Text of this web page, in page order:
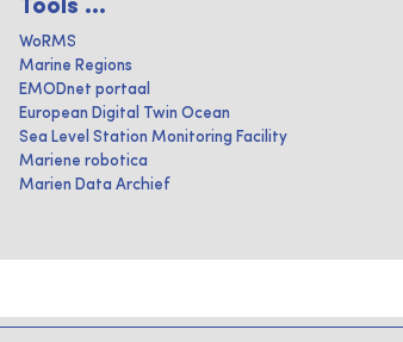
Tools ...
WoRMS
Marine Regions
EMODnet portaal
European Digital Twin Ocean
Sea Level Station Monitoring Facility
Mariene robotica
Marien Data Archief